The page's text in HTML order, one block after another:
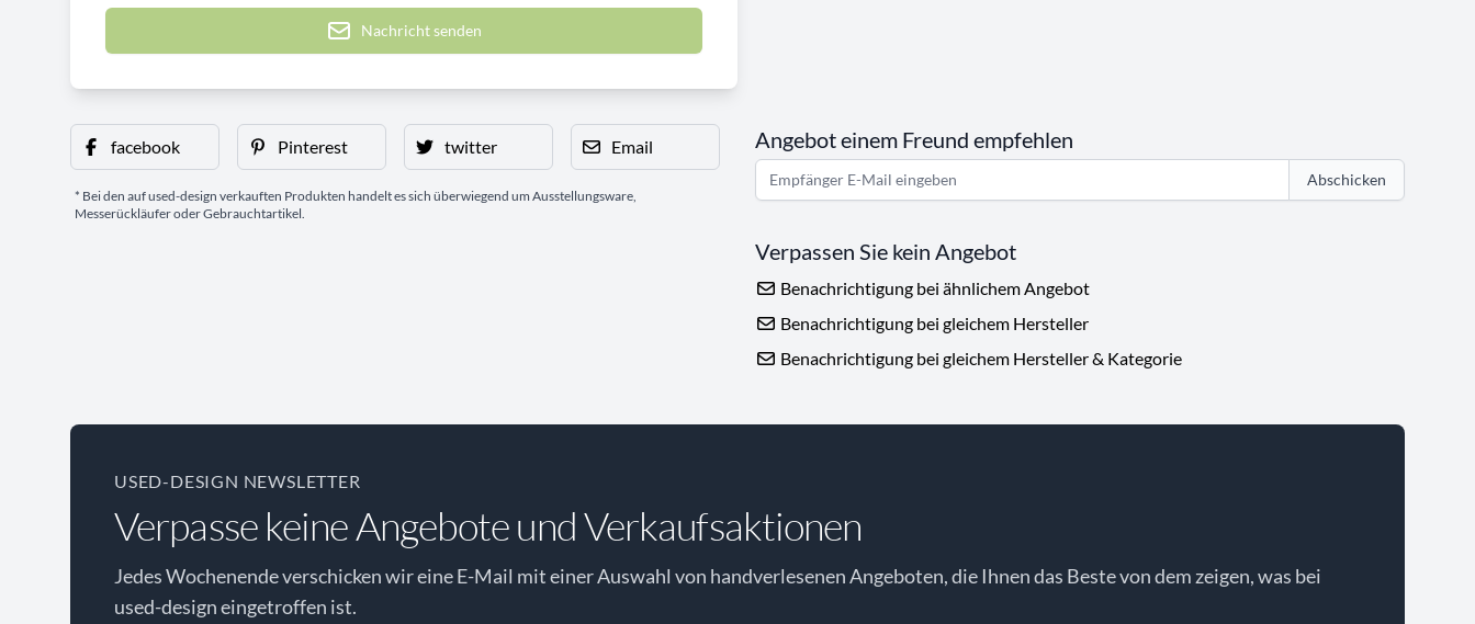
Nachricht senden
facebook Pinterest twitter Email
* Bei den auf used-design verkauften Produkten handelt es sich überwiegend um Ausstellungsware,
Messerückläufer oder Gebrauchtartikel.
Angebot einem Freund empfehlen
Abschicken
Verpassen Sie kein Angebot
Benachrichtigung bei ähnlichem Angebot
Benachrichtigung bei gleichem Hersteller
Benachrichtigung bei gleichem Hersteller & Kategorie
USED-DESIGN NEWSLETTER
Verpasse keine Angebote und Verkaufsaktionen
Jedes Wochenende verschicken wir eine E-Mail mit einer Auswahl von handverlesenen Angeboten, die Ihnen das Beste von dem zeigen, was bei
used-design eingetroffen ist.